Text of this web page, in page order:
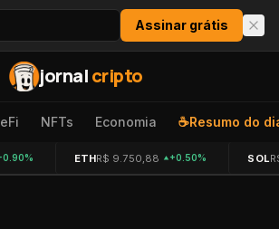
Assinar grátis
jornalcripto
NFTs Economia ☕Resumo do
ETHR$ 9.750,88 +0.50% SOL